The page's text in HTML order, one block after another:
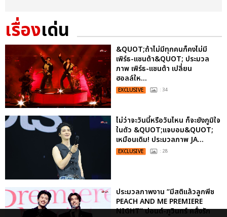
เรื่องเด่น
&QUOT;ถ้าไม่มีทุกคนก็คงไม่มี
เพิร์ธ-แซนต้า&QUOT; ประมวล
ภาพ เพิร์ธ-แซนต้า เปลี่ยน
ฮอลล์ให...
EXCLUSIVE : 34
ไม่ว่าจะวันนี้หรือวันไหน ก็จะยังภูมิใจ
ในตัว &QUOT;แจบอม&QUOT;
เหมือนเดิม! ประมวลภาพ JA...
EXCLUSIVE : 28
ประมวลภาพงาน “มีสติแล้วลูกพีช
PEACH AND ME PREMIERE
NIGHT” ปอนด์-ภูวินทร์ คลั่งรัก